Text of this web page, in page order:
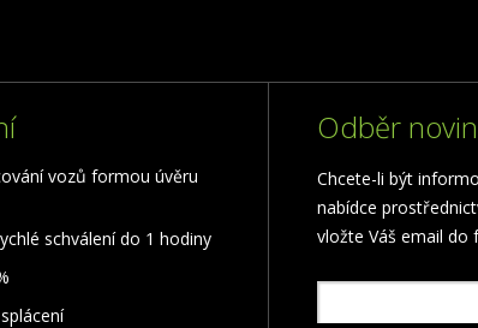
vozů formou úvěru
schválení do 1 hodiny
Odběr
Chcete-li být
nabídce
vložte Váš email do